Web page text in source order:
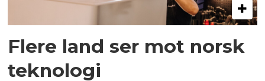
Flere land ser mot norsk
teknologi